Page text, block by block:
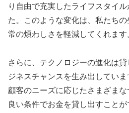
り自由で充実したライフスタイ
た。このような変化は、私たち
常の煩わしさを軽減してくれます
さらに、テクノロジーの進化は
ジネスチャンスを生み出していま
顧客のニーズに応じたさまざま
良い条件でお金を貸し出すこと